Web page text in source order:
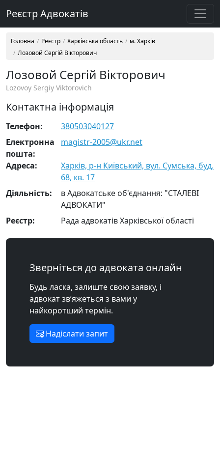
Реєстр Адвокатів
Головна Реєстр Харківська область
м. Харків
Лозовой Сергій Вікторович
Лозовой Сергій Вікторович
Lozovoy Sergiy Viktorovich
Контактна інформація
Телефон:
380503040127
Електронна
пошта:
magistr-2005@ukr.net
Адреса:
Харків, р-н Київський, вул. Сумська, буд.
68, кв. 17
Діяльність:
в Адвокатське об'єднання: "СТАЛЕВІ
АДВОКАТИ"
Реєстр:
Рада адвокатів Харківської області
Зверніться до адвоката онлайн
Будь ласка, залиште свою заявку, і
адвокат зв’яжеться з вами у
найкоротший термін.
Надіслати запит